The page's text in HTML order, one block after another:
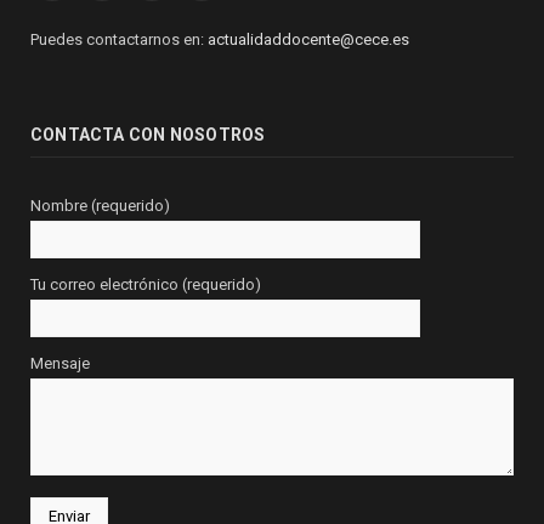
Puedes contactarnos en: actualidaddocente@cece.es
CONTACTA CON NOSOTROS
Nombre (requerido)
Tu correo electrónico (requerido)
Mensaje